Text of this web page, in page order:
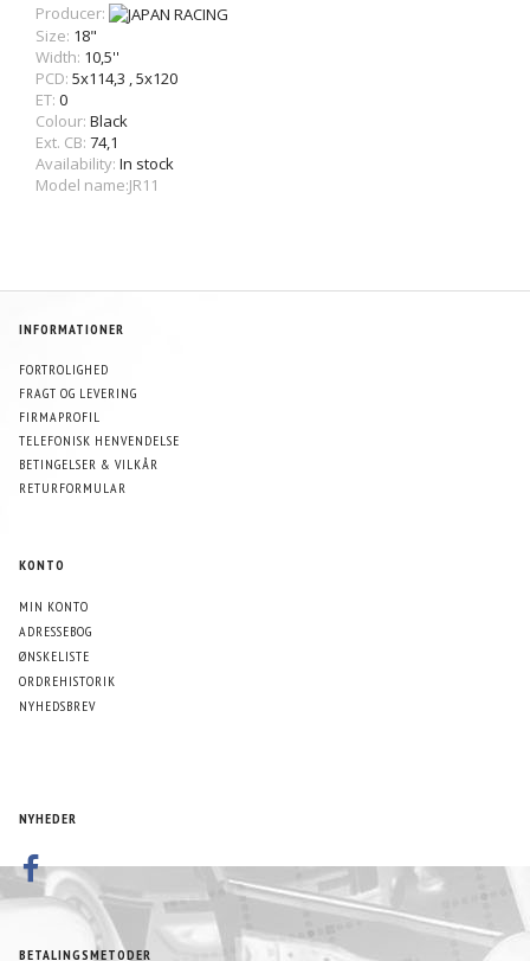
Producer:
Size: 18"
Width: 10,5''
PCD: 5x114,3 ,5x120
ET: 0
Colour: Black
Ext. CB: 74,1
Availability: In stock
Model name:JR11
INFORMATIONER
FORTROLIGHED
FRAGT OG LEVERING
FIRMAPROFIL
TELEFONISK HENVENDELSE
BETINGELSER & VILKÅR
RETURFORMULAR
KONTO
MIN KONTO
ADRESSEBOG
ØNSKELISTE
ORDREHISTORIK
NYHEDSBREV
NYHEDER
BETALINGSMETODER